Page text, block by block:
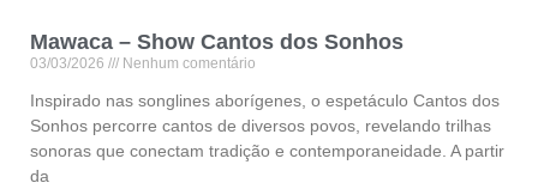
Mawaca – Show Cantos dos Sonhos
03/03/2026 Nenhum comentário
Inspirado nas songlines aborígenes, o espetáculo Cantos dos
Sonhos percorre cantos de diversos povos, revelando trilhas
sonoras que conectam tradição e contemporaneidade. A partir
da